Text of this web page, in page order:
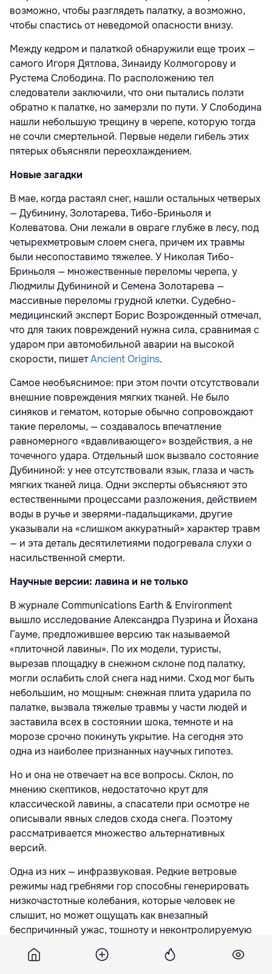
возможно, чтобы разглядеть палатку, а возможно,
чтобы спастись от неведомой опасности внизу.
Между кедром и палаткой обнаружили еще троих —
самого Игоря Дятлова, Зинаиду Колмогорову и
Рустема Слободина. По расположению тел
следователи заключили, что они пытались ползти
обратно к палатке, но замерзли по пути. У Слободина
нашли небольшую трещину в черепе, которую тогда
не сочли смертельной. Первые недели гибель этих
пятерых объясняли переохлаждением.
Новые загадки
В мае, когда растаял снег, нашли остальных четверых
— Дубинину, Золотарева, Тибо-Бриньоля и
Колеватова. Они лежали в овраге глубже в лесу, под
четырехметровым слоем снега, причем их травмы
были несопоставимо тяжелее. У Николая Тибо-
Бриньоля — множественные переломы черепа, у
Людмилы Дубининой и Семена Золотарева —
массивные переломы грудной клетки. Судебно-
медицинский эксперт Борис Возрожденный отмечал,
что для таких повреждений нужна сила, сравнимая с
ударом при автомобильной аварии на высокой
скорости, пишетAncient Origins.
Самое необъяснимое: при этом почти отсутствовали
внешние повреждения мягких тканей. Не было
синяков и гематом, которые обычно сопровождают
такие переломы, — создавалось впечатление
равномерного «вдавливающего» воздействия, а не
точечного удара. Отдельный шок вызвало состояние
Дубининой: у нее отсутствовали язык, глаза и часть
мягких тканей лица. Одни эксперты объясняют это
естественными процессами разложения, действием
воды в ручье и зверями-падальщиками, другие
указывали на «слишком аккуратный» характер травм
— и эта деталь десятилетиями подогревала слухи о
насильственной смерти.
Научные версии: лавина и не только
В журнале Communications Earth & Environment
вышло исследование Александра Пузрина и Йохана
Гауме, предложившее версию так называемой
«плиточной лавины». По их модели, туристы,
вырезав площадку в снежном склоне под палатку,
могли ослабить слой снега над ними. Сход мог быть
небольшим, но мощным: снежная плита ударила по
палатке, вызвала тяжелые травмы у части людей и
заставила всех в состоянии шока, темноте и на
морозе срочно покинуть укрытие. На сегодня это
одна из наиболее признанных научных гипотез.
Но и она не отвечает на все вопросы. Склон, по
мнению скептиков, недостаточно крут для
классической лавины, а спасатели при осмотре не
описывали явных следов схода снега. Поэтому
рассматривается множество альтернативных
версий.
Одна из них — инфразвуковая. Редкие ветровые
режимы над гребнями гор способны генерировать
низкочастотные колебания, которые человек не
слышит, но может ощущать как внезапный
беспричинный ужас, тошноту и неконтролируемую
панику. Сторонники этой идеи предполагают, что
инфразвук спровоцировал паническое бегство и